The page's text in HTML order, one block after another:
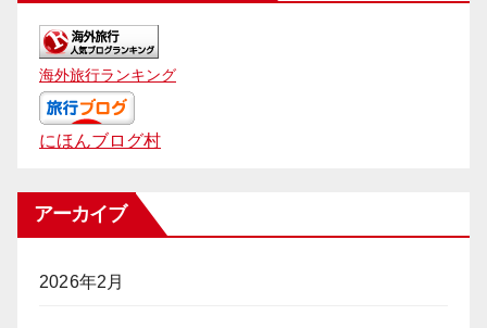
海外旅行ランキング
にほんブログ村
アーカイブ
2026年2月